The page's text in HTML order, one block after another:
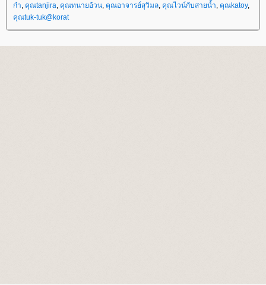
ก๋า, คุณtanjira, คุณทนายอ้วน, คุณอาจารย์สุวิมล, คุณไวน์กับสายน้ำ, คุณkatoy,
คุณtuk-tuk@korat